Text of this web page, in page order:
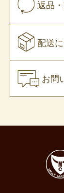
返品
配送
お問